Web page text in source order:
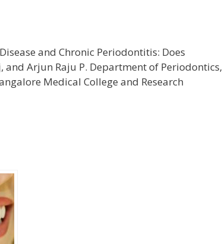
and Chronic Periodontitis: Does
and Arjun Raju P. Department of Periodontics,
Medical College and Research